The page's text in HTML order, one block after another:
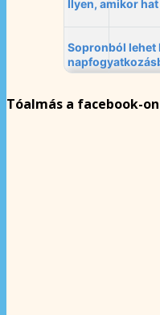
Tóalmás a facebook-on